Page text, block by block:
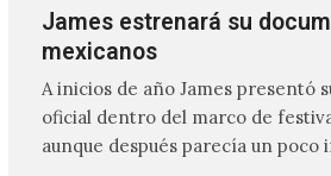
James estrenará su
mexicanos
A inicios de año James presentó
oficial dentro del marco de
aunque después parecía un poco